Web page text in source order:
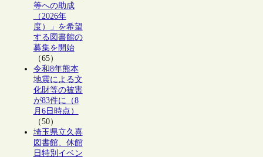
等への助成
（2026年
度）」を希望
する図書館の
募集を開始
（65）
令和8年熊本
地震による文
化財等の被害
が83件に（8
月6日時点）
（50）
埼玉県立久喜
図書館、休館
日特別イベン